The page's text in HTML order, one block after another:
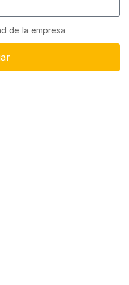
de la empresa